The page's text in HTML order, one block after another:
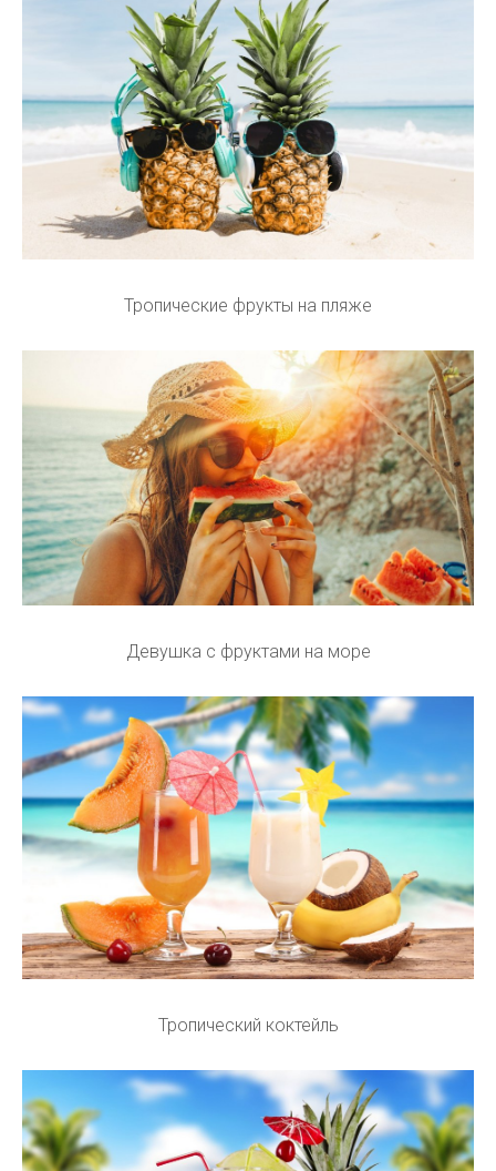
Тропические фрукты на пляже
Девушка с фруктами на море
Тропический коктейль